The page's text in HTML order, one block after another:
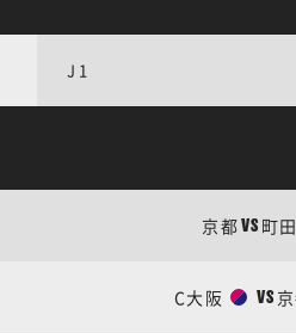
J1
京都VS 町田
C大阪 VS